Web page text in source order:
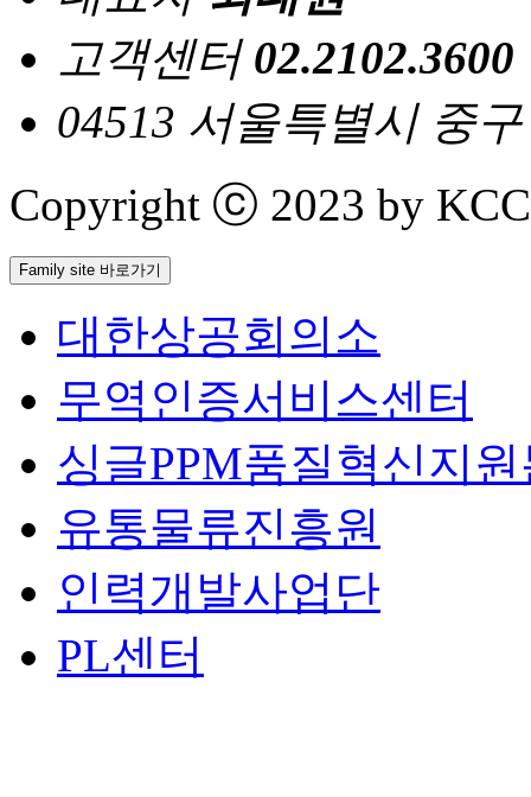
고객센터 02.2102.3600
04513 서울특별시 중
Copyright ⓒ 2023 by
Family site 바로가기
대한상공회의소
무역인증서비스센터
싱글PPM품질혁신지
유통물류진흥원
인력개발사업단
PL센터